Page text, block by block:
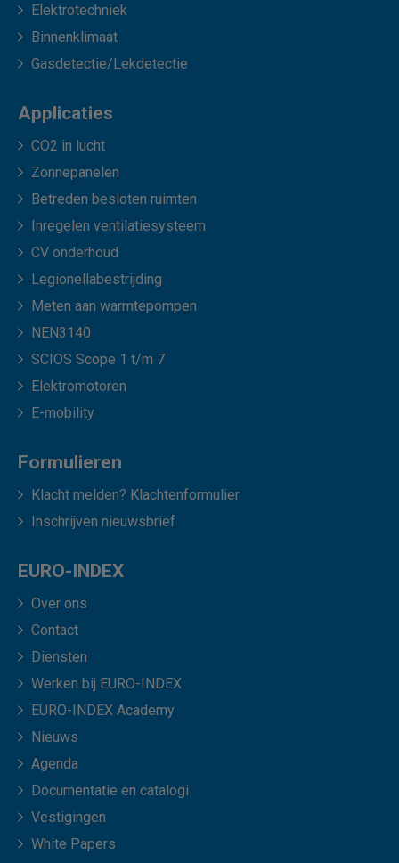
Elektrotechniek
Binnenklimaat
Gasdetectie/Lekdetectie
Applicaties
CO2 in lucht
Zonnepanelen
Betreden besloten ruimten
Inregelen ventilatiesysteem
CV onderhoud
Legionellabestrijding
Meten aan warmtepompen
NEN3140
SCIOS Scope 1 t/m 7
Elektromotoren
E-mobility
Formulieren
Klacht melden? Klachtenformulier
Inschrijven nieuwsbrief
EURO-INDEX
Over ons
Contact
Diensten
Werken bij EURO-INDEX
EURO-INDEX Academy
Nieuws
Agenda
Documentatie en catalogi
Vestigingen
White Papers